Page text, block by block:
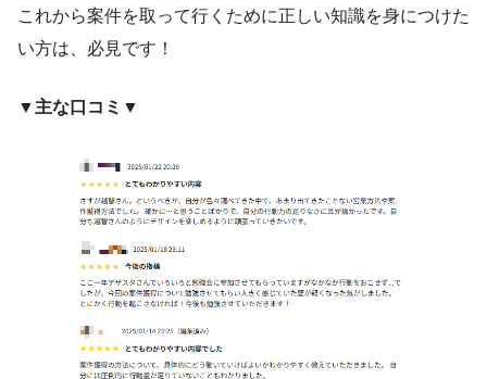
これから案件を取って行くために正しい知識を身につけた
い方は、必見です！
▼主な口コミ▼